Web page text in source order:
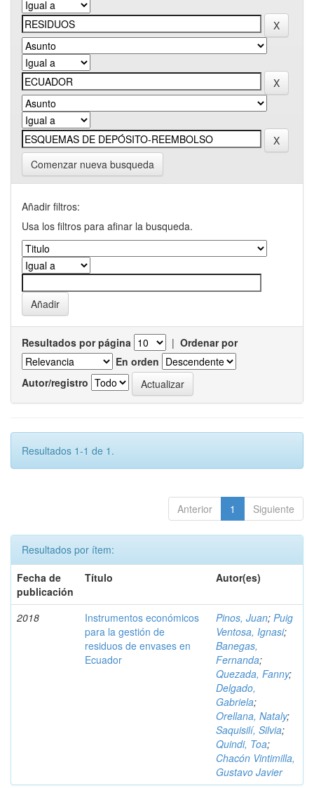
Comenzar nueva busqueda
Añadir filtros:
Usa los filtros para afinar la busqueda.
Resultados por página | Ordenar por
En orden
Autor/registro
Resultados 1-1 de 1.
Anterior 1 Siguiente
Resultados por ítem:
Fecha de
publicación
Título Autor(es)
2018
Instrumentos económicos
para la gestión de
residuos de envases en
Ecuador
Pinos, Juan; Puig
Ventosa, Ignasi;
Banegas,
Fernanda;
Quezada, Fanny;
Delgado,
Gabriela;
Orellana, Nataly;
Saquisilí, Silvia;
Quindi, Toa;
Chacón Vintimilla,
Gustavo Javier